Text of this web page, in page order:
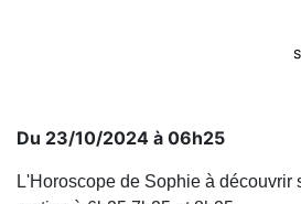
Du 23/10/2024 à 06h25
L'Horoscope de Sophie à découvrir